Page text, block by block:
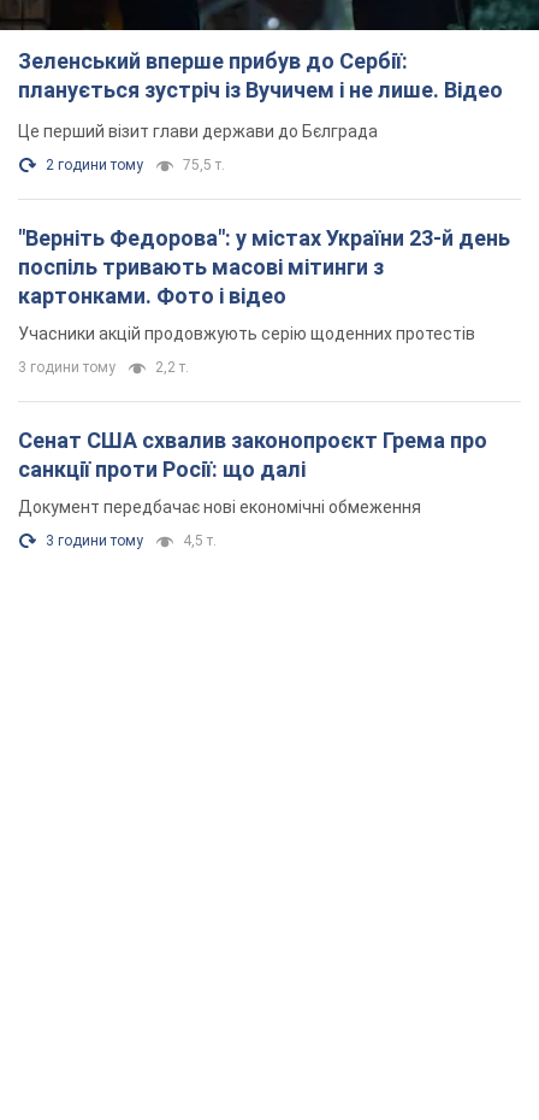
Зеленський вперше прибув до Сербії:
планується зустріч із Вучичем і не лише. Відео
Це перший візит глави держави до Бєлграда
2 години тому 75,5 т.
"Верніть Федорова": у містах України 23-й день
поспіль тривають масові мітинги з
картонками. Фото і відео
Учасники акцій продовжують серію щоденних протестів
3 години тому 2,2 т.
Сенат США схвалив законопроєкт Грема про
санкції проти Росії: що далі
Документ передбачає нові економічні обмеження
3 години тому 4,5 т.